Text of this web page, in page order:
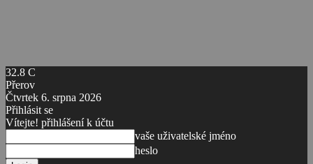
32.8 C
Přerov
Čtvrtek 6. srpna 2026
Přihlásit se
Vítejte! přihlášení k účtu
vaše uživatelské jméno
heslo